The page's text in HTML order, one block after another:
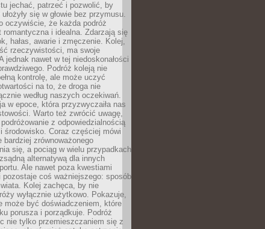
jechać, patrzeć i pozwolić, by
się w głowie bez przymusu.
oczywiście, że każda podróż
romantyczna i idealna. Zdarzają się
hałas, awarie i zmęczenie. Kolej,
rzeczywistości, ma swoje
jednak nawet w tej niedoskonałości
Podróż koleją nie
kontrolę, ale może uczyć
na to, że droga nie
według naszych oczekiwań.
w epoce, która przyzwyczaiła nas
Warto też zwrócić uwagę,
z odpowiedzialnością
środowisko. Coraz częściej mówi
bardziej zrównoważonego
się, a pociąg w wielu przypadkach
alternatywą dla innych
Ale nawet poza kwestiami
pozostaje coś ważniejszego: sposób
Kolej zachęca, by nie
wyłącznie użytkowo. Pokazuje,
może być doświadczeniem, które
porusza i porządkuje. Podróż
nie tylko przemieszczaniem się z